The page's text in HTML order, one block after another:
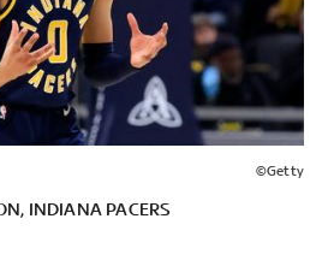
©Getty
INDIANA PACERS